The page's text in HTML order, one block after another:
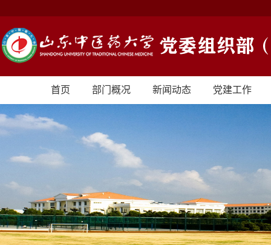
首页 部门概况 新闻动态 党建工作